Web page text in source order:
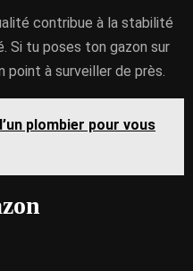
contribue à la stabilité
Si tu poses ton gazon sur
point à surveiller de près.
plombier pour vous